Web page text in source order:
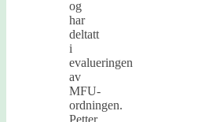
og
har
deltatt
i
evalueringen
av
MFU-
ordningen.
Petter